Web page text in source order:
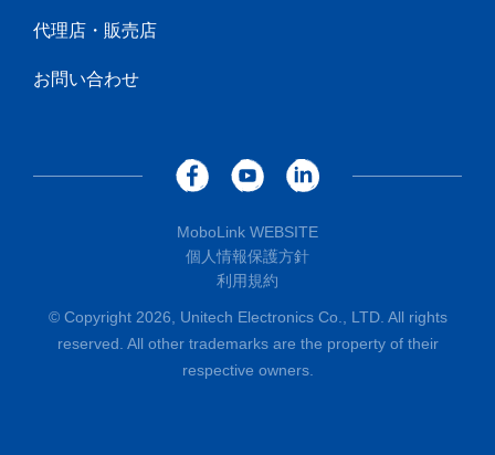
代理店・販売店
お問い合わせ
MoboLink WEBSITE
個人情報保護方針
利用規約
© Copyright 2026, Unitech Electronics Co., LTD. All rights
reserved. All other trademarks are the property of their
respective owners.